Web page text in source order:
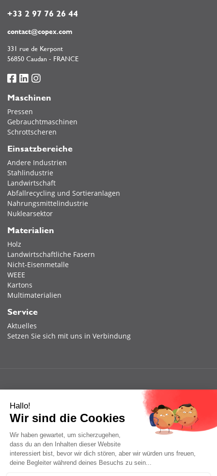
+33 2 97 76 26 44
contact@copex.com
331 rue de Kerpont
56850 Caudan - FRANCE
Maschinen
Pressen
Gebrauchtmaschinen
Schrottscheren
Einsatzbereiche
Andere Industrien
Stahlindustrie
Landwirtschaft
Abfallrecycling und Sortieranlagen
Nahrungsmittelindustrie
Nuklearsektor
Materialien
Holz
Landwirtschaftliche Fasern
Nicht-Eisenmetalle
WEEE
Kartons
Multimaterialien
Service
Aktuelles
Setzen Sie sich mit uns in Verbindung
Hallo!
Wir sind die Cookies
Wir haben gewartet, um sicherzugehen,
dass du an den Inhalten dieser Website
interessiert bist, bevor wir dich stören, aber wir würden uns freuen,
deine Begleiter während deines Besuchs zu sein...